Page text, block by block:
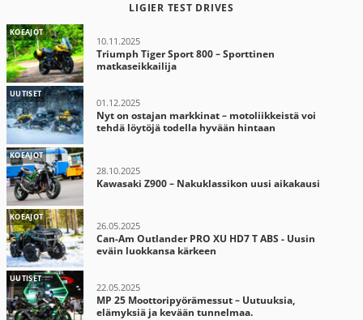
LIGIER TEST DRIVES
KOEAJOT
10.11.2025
Triumph Tiger Sport 800 – Sporttinen
matkaseikkailija
UUTISET
01.12.2025
Nyt on ostajan markkinat – motoliikkeistä voi
tehdä löytöjä todella hyvään hintaan
KOEAJOT
28.10.2025
Kawasaki Z900 – Nakuklassikon uusi aikakausi
KOEAJOT
26.05.2025
Can-Am Outlander PRO XU HD7 T ABS - Uusin
eväin luokkansa kärkeen
UUTISET
22.05.2025
MP 25 Moottoripyörämessut – Uutuuksia,
elämyksiä ja kevään tunnelmaa.